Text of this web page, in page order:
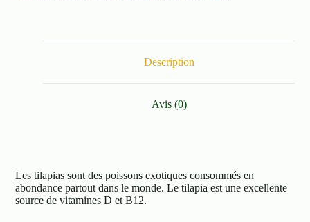
Description
Avis (0)
Les tilapias sont des poissons exotiques consommés en
abondance partout dans le monde. Le tilapia est une excellente
source de vitamines D et B12.